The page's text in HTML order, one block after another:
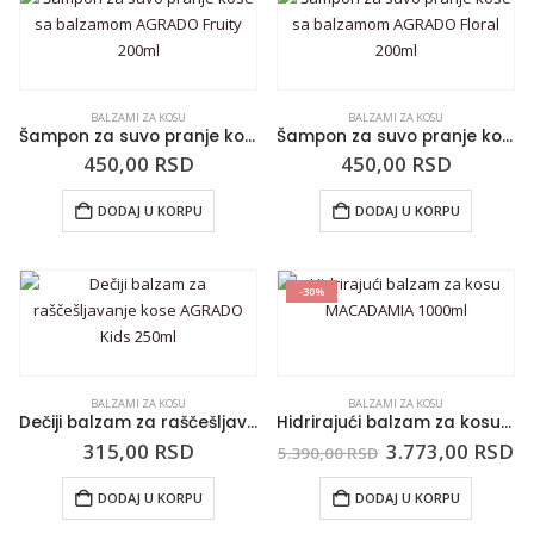
BALZAMI ZA KOSU
Šampon za suvo pranje kose sa balzamom AGRADO Fruity 200ml
450,00 RSD
DODAJ U KORPU
BALZAMI ZA KOSU
Šampon za suvo pranje kose sa balzamom AGRADO Floral 200ml
450,00 RSD
DODAJ U KORPU
BALZAMI ZA KOSU
Dečiji balzam za raščešljavanje kose AGRADO Kids 250ml
315,00 RSD
DODAJ U KORPU
-30%
BALZAMI ZA KOSU
Hidrirajući balzam za kosu MACADAMIA 1000ml
5.390,00RSD 3.773,00 RSD
DODAJ U KORPU